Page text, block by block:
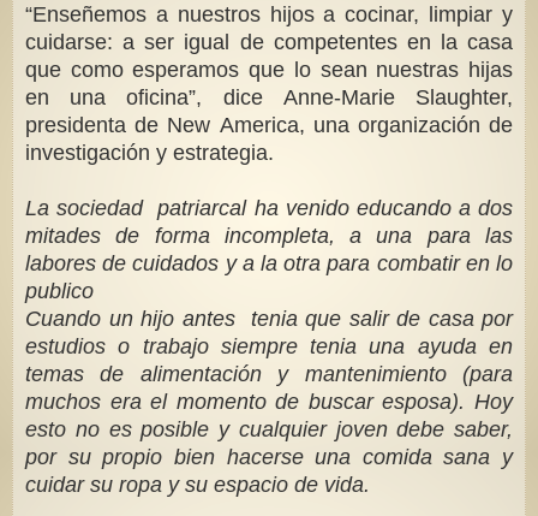
“Enseñemos a nuestros hijos a cocinar, limpiar y
cuidarse: a ser igual de competentes en la casa
que como esperamos que lo sean nuestras hijas
en una oficina”, dice Anne-Marie Slaughter,
presidenta de New America, una organización de
investigación y estrategia.
La sociedad patriarcal ha venido educando a dos
mitades de forma incompleta, a una para las
labores de cuidados y a la otra para combatir en lo
publico
Cuando un hijo antes tenia que salir de casa por
estudios o trabajo siempre tenia una ayuda en
temas de alimentación y mantenimiento (para
muchos era el momento de buscar esposa). Hoy
esto no es posible y cualquier joven debe saber,
por su propio bien hacerse una comida sana y
cuidar su ropa y su espacio de vida.